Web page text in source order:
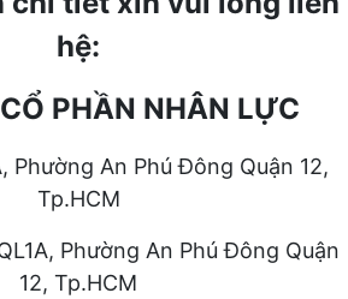
hệ:
CỔ PHẦN NHÂN LỰC
Phường An Phú Đông Quận 12,
Tp.HCM
Phường An Phú Đông Quận
12, Tp.HCM